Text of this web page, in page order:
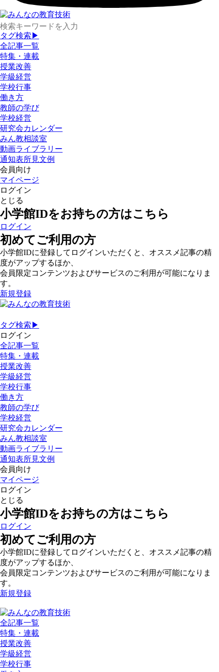
タグ検索▶
全記事一覧
特集・連載
授業改善
学級経営
学校行事
働き方
教師の学び
学校経営
研究会カレンダー
みん教相談室
動画ライブラリー
通知表所見文例
会員向け
マイページ
ログイン
とじる
小学館IDをお持ちの方はこちら
ログイン
初めてご利用の方
小学館IDに登録してログインいただくと、オススメ記事の精
度がアップするほか、
会員限定コンテンツおよびサービスのご利用が可能になりま
す。
新規登録
タグ検索▶
ログイン
全記事一覧
特集・連載
授業改善
学級経営
学校行事
働き方
教師の学び
学校経営
研究会カレンダー
みん教相談室
動画ライブラリー
通知表所見文例
会員向け
マイページ
ログイン
とじる
小学館IDをお持ちの方はこちら
ログイン
初めてご利用の方
小学館IDに登録してログインいただくと、オススメ記事の精
度がアップするほか、
会員限定コンテンツおよびサービスのご利用が可能になりま
す。
新規登録
全記事一覧
特集・連載
授業改善
学級経営
学校行事